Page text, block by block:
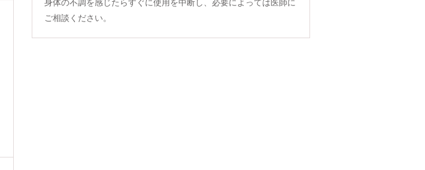
身体の不調を感じたらすぐに使用を中断し、必要によっては医師に
ご相談ください。